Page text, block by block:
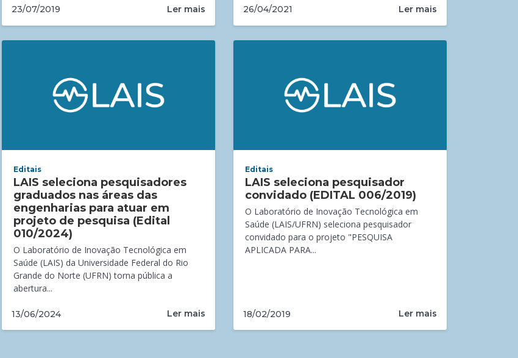
23/07/2019 Ler mais 26/04/2021 Ler mais
Editais
LAIS seleciona pesquisadores
graduados nas áreas das
engenharias para atuar em
projeto de pesquisa (Edital
010/2024)
O Laboratório de Inovação Tecnológica em
Saúde (LAIS) da Universidade Federal do Rio
Grande do Norte (UFRN) torna pública a
abertura...
13/06/2024 Ler mais
Editais
LAIS seleciona pesquisador
convidado (EDITAL 006/2019)
O Laboratório de Inovação Tecnológica em
Saúde (LAIS/UFRN) seleciona pesquisador
convidado para o projeto "PESQUISA
APLICADA PARA...
18/02/2019 Ler mais